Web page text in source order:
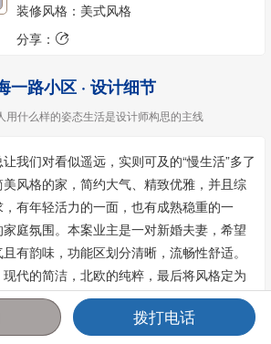
装修风格：美式风格
分享： 
一路小区 · 设计细节
用什么样的姿态生活是设计师构思的主线
我们对看似遥远，实则可及的“慢生活”多了
风格的家，简约大气、精致优雅，并且综
有年轻活力的一面，也有成熟稳重的一
庭氛围。本案业主是一对新婚夫妻，希望
有韵味，功能区划分清晰，流畅性舒适。
代的简洁，北欧的纯粹，最后将风格定为
报价 电话 咨询
拨打电话